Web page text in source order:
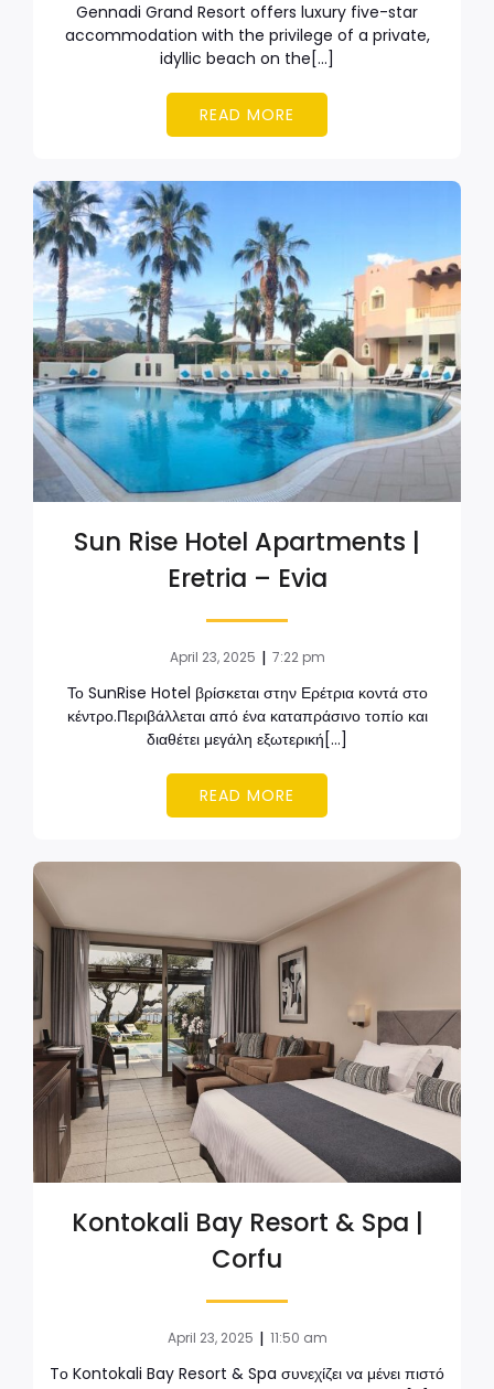
Gennadi Grand Resort offers luxury five-star
accommodation with the privilege of a private,
idyllic beach on the[…]
READ MORE
Sun Rise Hotel Apartments |
Eretria – Evia
April 23, 2025 | 7:22 pm
Το SunRise Hotel βρίσκεται στην Ερέτρια κοντά στο
κέντρο.Περιβάλλεται από ένα καταπράσινο τοπίο και
διαθέτει μεγάλη εξωτερική[…]
READ MORE
Kontokali Bay Resort & Spa |
Corfu
April 23, 2025 | 11:50 am
Tο Kontokali Bay Resort & Spa συνεχίζει να μένει πιστό